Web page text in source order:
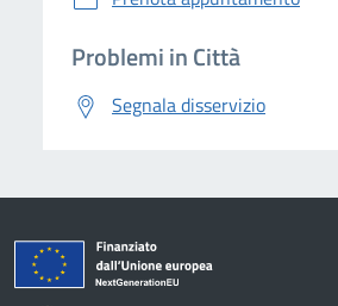
Problemi in Città
Segnala disservizio